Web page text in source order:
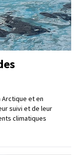
et en
suivi et de leur
climatiques